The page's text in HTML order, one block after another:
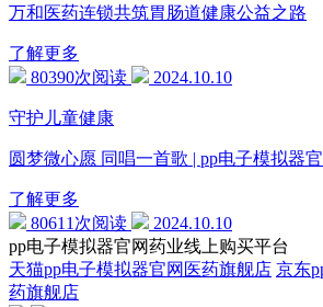
万和医药连锁共筑胃肠道健康公益之路
了解更多
80390次阅读
2024.10.10
守护儿童健康
圆梦微心愿 同唱一首歌 | pp电子模拟器
了解更多
80611次阅读
2024.10.10
pp电子模拟器官网药业线上购买平台
天猫pp电子模拟器官网医药旗舰店 京东
药旗舰店